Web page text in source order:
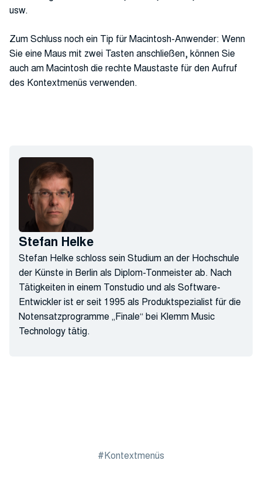
usw.
Zum Schluss noch ein Tip für Macintosh-Anwender: Wenn
Sie eine Maus mit zwei Tasten anschließen, können Sie
auch am Macintosh die rechte Maustaste für den Aufruf
des Kontextmenüs verwenden.
Stefan Helke
Stefan Helke schloss sein Studium an der Hochschule
der Künste in Berlin als Diplom-Tonmeister ab. Nach
Tätigkeiten in einem Tonstudio und als Software-
Entwickler ist er seit 1995 als Produktspezialist für die
Notensatzprogramme „Finale“ bei Klemm Music
Technology tätig.
Kontextmenüs